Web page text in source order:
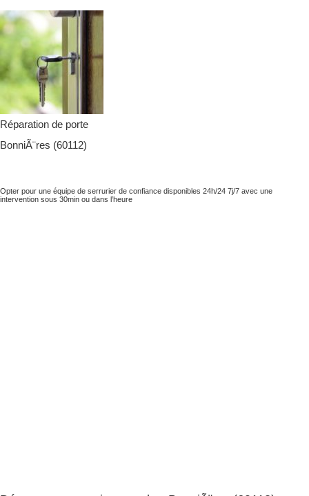
Réparation de porte
BonniÃ¨res (60112)
Opter pour une équipe de serrurier de confiance disponibles 24h/24 7j/7 avec une
intervention sous 30min ou dans l’heure